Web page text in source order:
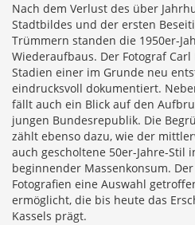
Nach dem Verlust des über
Stadtbildes und der ersten
Trümmern standen die 1950er-
Wiederaufbaus. Der Fotograf
Stadien einer im Grunde neu
eindrucksvoll dokumentiert.
fällt auch ein Blick auf den
jungen Bundesrepublik. Die
zählt ebenso dazu, wie der
auch gescholtene 50er-Jahre-Stil
beginnender Massenkonsum.
Fotografien eine Auswahl
ermöglicht, die bis heute das
Kassels prägt.